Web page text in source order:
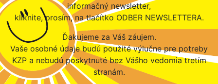
informačný newsletter,
kliknite, prosím, na tlačítko ODBER NEWSLETTERA.
Ďakujeme za Váš záujem.
Vaše osobné údaje budú použité výlučne pre potreby
KZP a nebudú poskytnuté bez Vášho vedomia tretím
stranám.